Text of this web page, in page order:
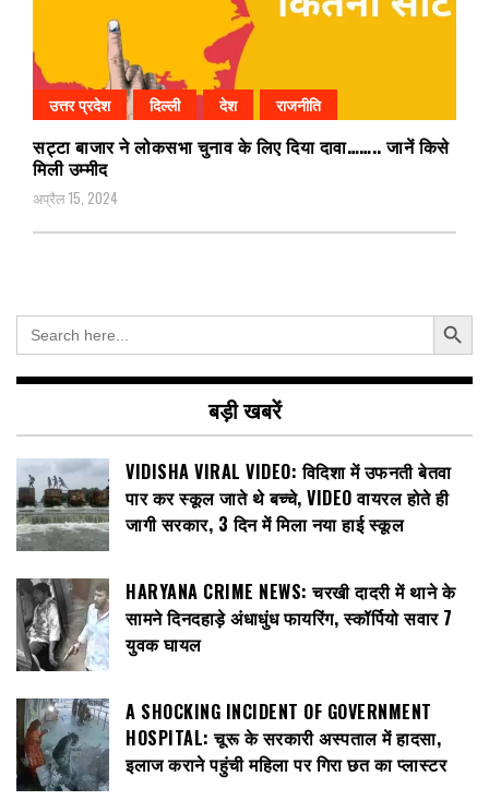
उत्तर प्रदेश दिल्ली देश राजनीति
सट्टा बाजार ने लोकसभा चुनाव के लिए दिया दावा…….. जानें किसे
मिली उम्मीद
अप्रैल 15, 2024
Search
for:
Search Button
बड़ी खबरें
VIDISHA VIRAL VIDEO: विदिशा में उफनती बेतवा
पार कर स्कूल जाते थे बच्चे, VIDEO वायरल होते ही
जागी सरकार, 3 दिन में मिला नया हाई स्कूल
HARYANA CRIME NEWS: चरखी दादरी में थाने के
सामने दिनदहाड़े अंधाधुंध फायरिंग, स्कॉर्पियो सवार 7
युवक घायल
A SHOCKING INCIDENT OF GOVERNMENT
HOSPITAL: चूरू के सरकारी अस्पताल में हादसा,
इलाज कराने पहुंची महिला पर गिरा छत का प्लास्टर